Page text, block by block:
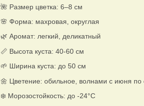
🌺 Размер цветка: 6–8 см
🌸 Форма: махровая, округлая
🌿 Аромат: легкий, деликатный
📏 Высота куста: 40-60 см
🌱 Ширина куста: до 50 см
🌼 Цветение: обильное, волнами с июня по
❄️ Морозостойкость: до -24°C